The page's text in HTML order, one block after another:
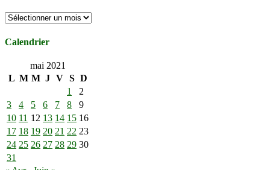
Archives
Calendrier
mai 2021
L M M J V S D
1
2
3
4 5 6 7 8
9
10 11 12 13 14 15 16
17 18 19 20 21 22 23
24 25 26 27 28 29 30
31